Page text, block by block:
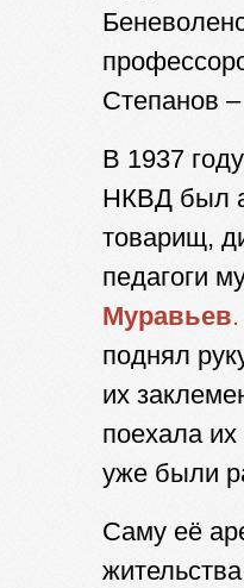
Степанов
В 1937
НКВД был
товарищ,
педагоги
Муравьев.
поднял
их
поехала
уже были
Саму её